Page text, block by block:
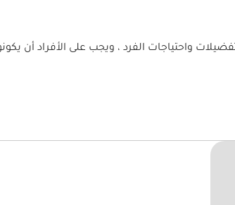
واحتياجات الفرد ، ويجب على الأفراد أن